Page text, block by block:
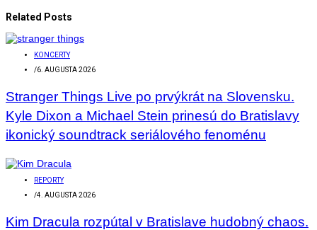
Related Posts
KONCERTY
/6. AUGUSTA 2026
Stranger Things Live po prvýkrát na Slovensku.
Kyle Dixon a Michael Stein prinesú do Bratislavy
ikonický soundtrack seriálového fenoménu
REPORTY
/4. AUGUSTA 2026
Kim Dracula rozpútal v Bratislave hudobný chaos.